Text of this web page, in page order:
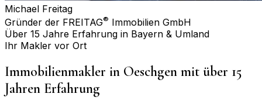
Michael Freitag
Gründer der FREITAG® Immobilien GmbH
Über 15 Jahre Erfahrung in Bayern & Umland
Ihr Makler vor Ort
Immobilienmakler in Oeschgen mit über 15
Jahren Erfahrung